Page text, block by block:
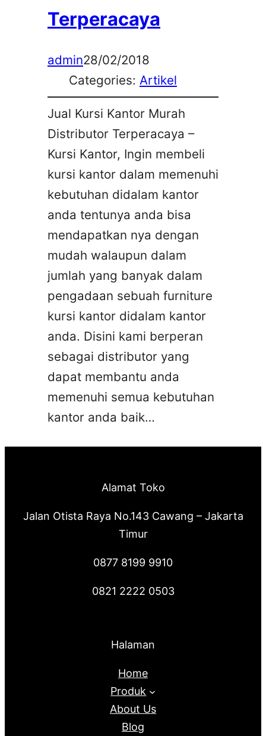
Terperacaya
admin28/02/2018
Categories: Artikel
Jual Kursi Kantor Murah
Distributor Terperacaya –
Kursi Kantor, Ingin membeli
kursi kantor dalam memenuhi
kebutuhan didalam kantor
anda tentunya anda bisa
mendapatkan nya dengan
mudah walaupun dalam
jumlah yang banyak dalam
pengadaan sebuah furniture
kursi kantor didalam kantor
anda. Disini kami berperan
sebagai distributor yang
dapat membantu anda
memenuhi semua kebutuhan
kantor anda baik…
Alamat Toko
Jalan Otista Raya No.143 Cawang – Jakarta
Timur
0877 8199 9910
0821 2222 0503
Halaman
Home
Produk
About Us
Blog